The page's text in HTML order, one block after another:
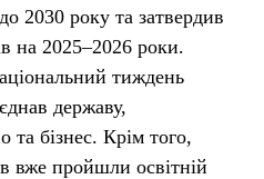
2030 року та затвердив
на 2025–2026 роки.
тиждень
державу,
та бізнес. Крім того,
вже пройшли освітній